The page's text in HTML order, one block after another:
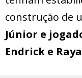
construção de
Júnior e
Endrick e